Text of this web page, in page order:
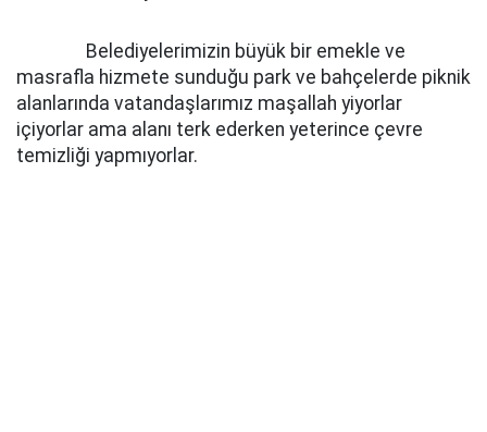
Belediyelerimizin büyük bir emekle ve
masrafla hizmete sunduğu park ve bahçelerde piknik
alanlarında vatandaşlarımız maşallah yiyorlar
içiyorlar ama alanı terk ederken yeterince çevre
temizliği yapmıyorlar.